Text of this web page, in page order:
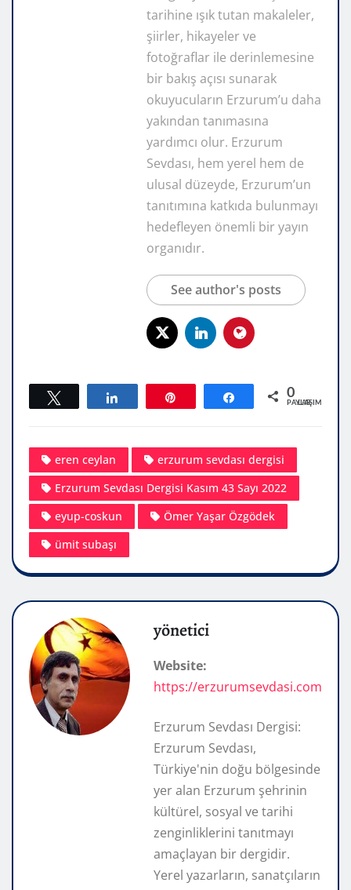
tarihine ışık tutan makaleler,
şiirler, hikayeler ve
fotoğraflar ile derinlemesine
bir bakış açısı sunarak
okuyucuların Erzurum’u daha
yakından tanımasına
yardımcı olur. Erzurum
Sevdası, hem yerel hem de
ulusal düzeyde, Erzurum’un
tanıtımına katkıda bulunmayı
hedefleyen önemli bir yayın
organıdır.
See author's posts
Tweetle Paylaş 0
PAYLAŞIMLAR
eren ceylan
erzurum sevdası dergisi
Erzurum Sevdası Dergisi Kasım 43 Sayı 2022
eyup-coskun
Ömer Yaşar Özgödek
ümit subaşı
yönetici
Website:
https://erzurumsevdasi.com
Erzurum Sevdası Dergisi:
Erzurum Sevdası,
Türkiye'nin doğu bölgesinde
yer alan Erzurum şehrinin
kültürel, sosyal ve tarihi
zenginliklerini tanıtmayı
amaçlayan bir dergidir.
Yerel yazarların, sanatçıların